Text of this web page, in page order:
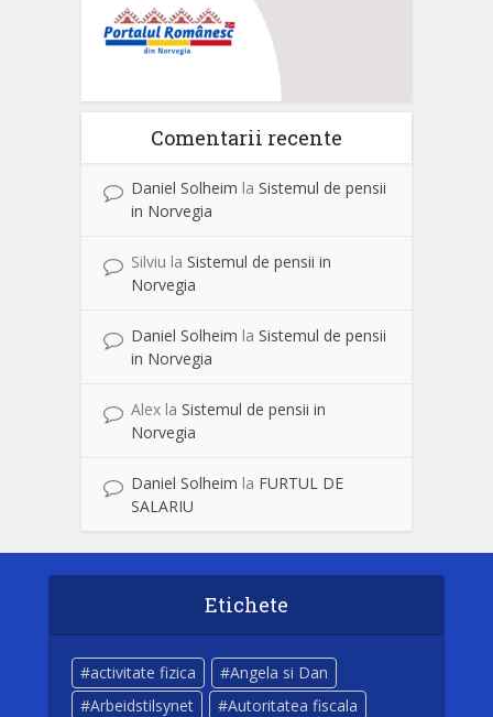
Comentarii recente
Daniel Solheim la Sistemul de pensii
in Norvegia
Silviu la Sistemul de pensii in
Norvegia
Daniel Solheim la Sistemul de pensii
in Norvegia
Alex la Sistemul de pensii in
Norvegia
Daniel Solheim la FURTUL DE
SALARIU
Etichete
activitate fizica
Angela si Dan
Arbeidstilsynet
Autoritatea fiscala